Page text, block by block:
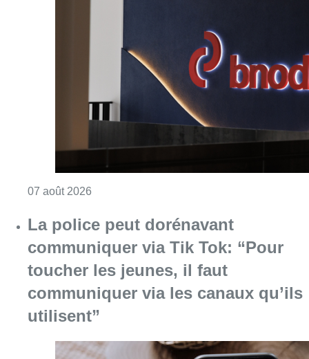
07 août 2026
La police peut dorénavant
communiquer via Tik Tok: “Pour
toucher les jeunes, il faut
communiquer via les canaux qu’ils
utilisent”